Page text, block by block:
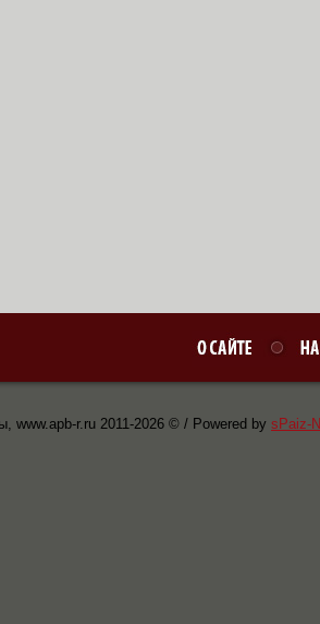
www.apb-r.ru 2011-2026 © / Powered by sPaiz-